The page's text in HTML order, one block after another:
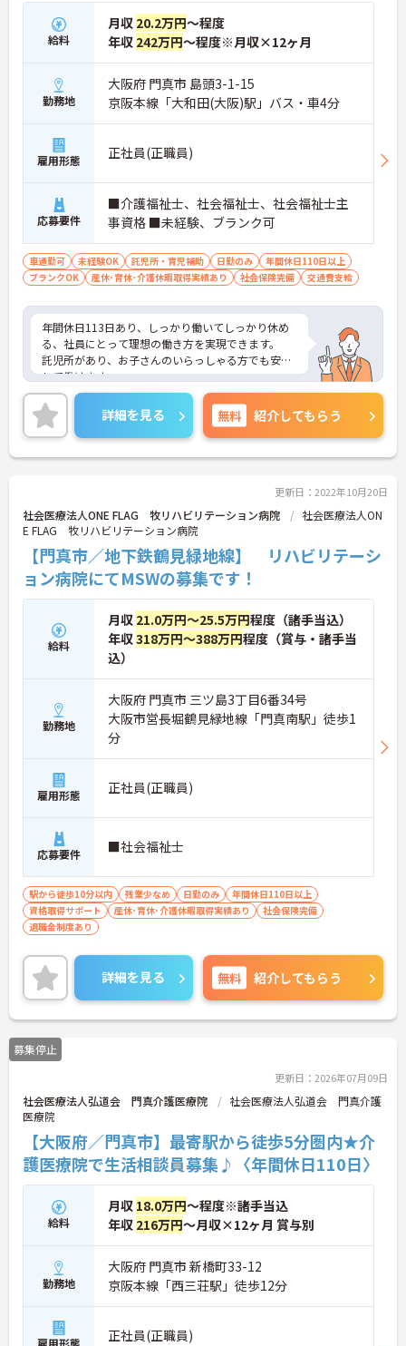
給料
月収 20.2万円～程度
年収 242万円～程度※月収×12ヶ月
勤務地
大阪府 門真市 島頭3-1-15
京阪本線「大和田(大阪)駅」バス・車4分
雇用形態 正社員(正職員)
応募要件
■介護福祉士、社会福祉士、社会福祉士主
事資格 ■未経験、ブランク可
車通勤可 未経験OK 託児所・育児補助 日勤のみ
年間休日110日以上
ブランクOK
産休･育休･介護休暇取得実績あり 社会保険完備 交通費支給
年間休日113日あり、しっかり働いてしっかり休め
る、社員にとって理想の働き方を実現できます。
託児所があり、お子さんのいらっしゃる方でも安心
して働けます。
ご興味がある方には、面接対策ポイントなど、さら
に詳細をお話しいたしますのでお気軽にご相談くだ
さい。
詳細を見る 無料 紹介してもらう
更新日：2022年10月20日
社会医療法人ONE FLAG 牧リハビリテーション病院
社会医療法人ON
E FLAG 牧リハビリテーション病院
【門真市／地下鉄鶴見緑地線】 リハビリテーシ
ョン病院にてMSWの募集です！
給料
月収 21.0万円～25.5万円程度（諸手当込）
年収318万円～388万円程度（賞与・諸手当
込）
勤務地
大阪府 門真市 三ツ島3丁目6番34号
大阪市営長堀鶴見緑地線「門真南駅」徒歩1
分
雇用形態 正社員(正職員)
応募要件 ■社会福祉士
駅から徒歩10分以内 残業少なめ 日勤のみ
年間休日110日以上
資格取得サポート
産休･育休･介護休暇取得実績あり
社会保険完備
退職金制度あり
詳細を見る 無料 紹介してもらう
募集停止
更新日：2026年07月09日
社会医療法人弘道会 門真介護医療院
社会医療法人弘道会 門真介護
医療院
【大阪府／門真市】最寄駅から徒歩5分圏内★介
護医療院で生活相談員募集♪〈年間休日110日〉
給料
月収 18.0万円～程度※諸手当込
年収 216万円～月収×12ヶ月 賞与別
勤務地
大阪府 門真市 新橋町33-12
京阪本線「西三荘駅」徒歩12分
雇用形態 正社員(正職員)